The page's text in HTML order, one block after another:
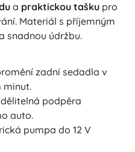
a praktickou tašku pro
Materiál s příjemným
snadnou údržbu.
zadní sedadla v
minut.
podpěra
auto.
pumpa do 12 V